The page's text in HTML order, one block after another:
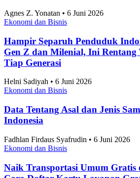
Agnes Z. Yonatan • 6 Juni 2026
Ekonomi dan Bisnis
Hampir Separuh Penduduk
Gen Z dan Milenial, Ini
Tiap Generasi
Helni Sadiyah • 6 Juni 2026
Ekonomi dan Bisnis
Data Tentang Asal dan Jenis
Indonesia
Fadhlan Firdaus Syafrudin • 6 Juni 2026
Ekonomi dan Bisnis
Naik Transportasi Umum